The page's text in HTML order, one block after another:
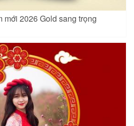
mới 2026 Gold sang trọng